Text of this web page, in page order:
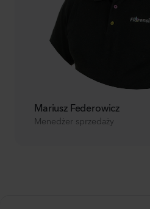
Mariusz Federowicz
Menedżer sprzedaży